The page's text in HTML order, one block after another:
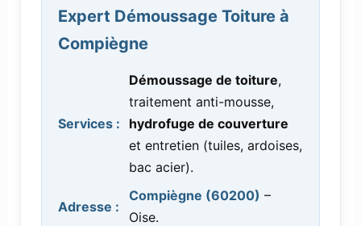
Expert Démoussage Toiture à
Compiègne
Services :
Démoussage de toiture,
traitement anti-mousse,
hydrofuge de couverture
et entretien (tuiles, ardoises,
bac acier).
Adresse :
Compiègne (60200) –
Oise.